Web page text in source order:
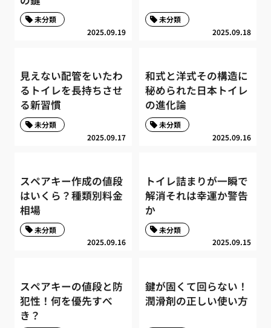
2025.09.19
未分類
2025.09.18
未分類
見えない配管をいたわ
るトイレを長持ちさせ
る新習慣
2025.09.17
未分類
和式と洋式その構造に
秘められた日本トイレ
の進化論
2025.09.16
未分類
スペアキー作成の値段
はいくら？種類別料金
相場
2025.09.16
未分類
トイレ詰まりが一瞬で
解消それは幸運か警告
か
2025.09.15
未分類
スペアキーの値段と防
犯性！何を優先すべ
き？
鍵が固くて回らない！
潤滑剤の正しい使い方